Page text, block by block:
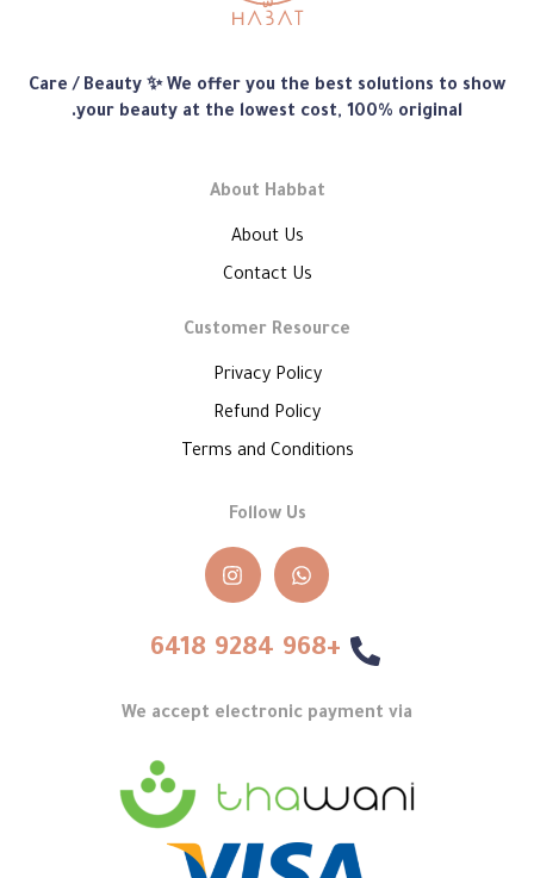
متجر
هبّات
Care / Beauty ✨ We offer you the best solutions to show
your beauty at the lowest cost, 100% original.
About Habbat
About Us
Contact Us
Customer Resource
Privacy Policy
Refund Policy
Terms and Conditions
Follow Us
+968 9284 6418
We accept electronic payment via